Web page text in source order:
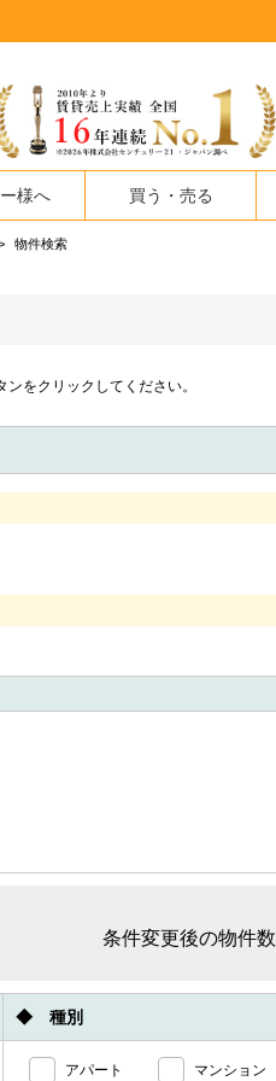
様へ 買う・売る
物件検索
をクリックしてください。
条件変更後の物件数
◆ 種別
アパート マンション